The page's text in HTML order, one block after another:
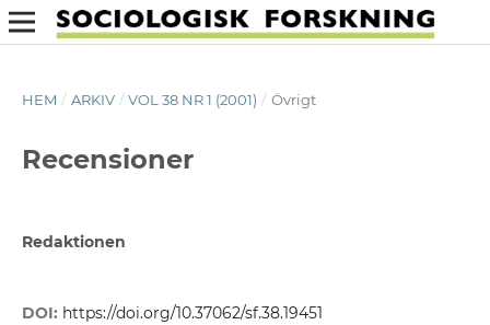
HEM / ARKIV / VOL 38 NR 1 (2001) / Övrigt
Recensioner
Redaktionen
DOI: https://doi.org/10.37062/sf.38.19451